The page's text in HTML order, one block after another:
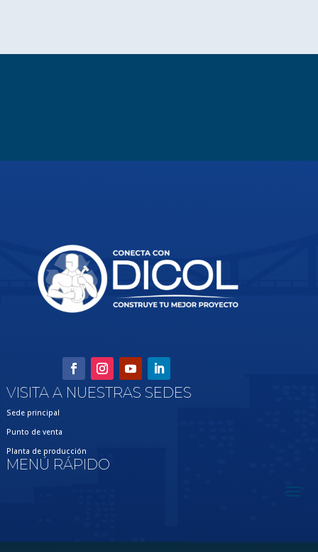
VISITA A NUESTRAS SEDES
Sede principal
Punto de venta
Planta de producción
MENÚ RÁPIDO